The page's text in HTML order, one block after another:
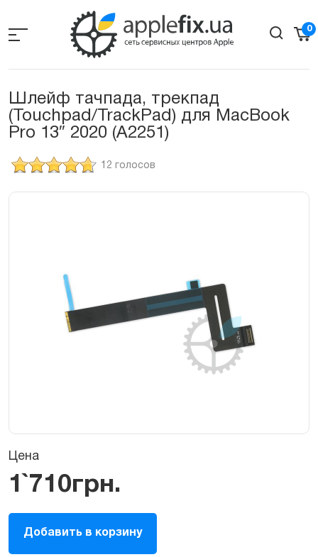
the
0
Шлейф тачпада, трекпад
(Touchpad/TrackPad) для MacBook
Pro 13″ 2020 (А2251)
12 голосов
Цена
1`710грн.
Шлейф
тачпада,
трекпад
Добавить в корзину